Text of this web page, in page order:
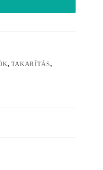
, TAKARÍTÁS,